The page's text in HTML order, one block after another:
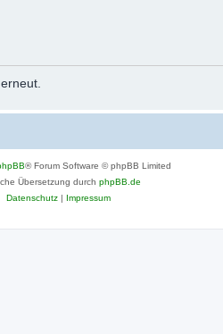
® Forum Software © phpBB Limited
Übersetzung durch phpBB.de
Datenschutz| Impressum